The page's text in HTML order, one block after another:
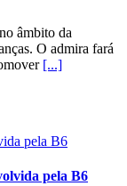
âmbito da
O admira fará
[...]
pela B6
pela B6